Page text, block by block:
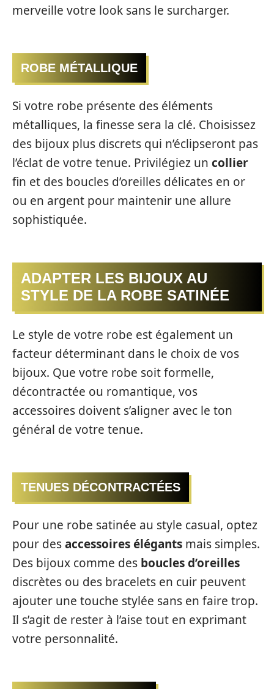
merveille votre look sans le surcharger.
ROBE MÉTALLIQUE
Si votre robe présente des éléments
métalliques, la finesse sera la clé. Choisissez
des bijoux plus discrets qui n’éclipseront pas
l’éclat de votre tenue. Privilégiez un collier
fin et des boucles d’oreilles délicates en or
ou en argent pour maintenir une allure
sophistiquée.
ADAPTER LES BIJOUX AU
STYLE DE LA ROBE SATINÉE
Le style de votre robe est également un
facteur déterminant dans le choix de vos
bijoux. Que votre robe soit formelle,
décontractée ou romantique, vos
accessoires doivent s’aligner avec le ton
général de votre tenue.
TENUES DÉCONTRACTÉES
Pour une robe satinée au style casual, optez
pour desaccessoires élégants mais simples.
Des bijoux comme des boucles d’oreilles
discrètes ou des bracelets en cuir peuvent
ajouter une touche stylée sans en faire trop.
Il s’agit de rester à l’aise tout en exprimant
votre personnalité.